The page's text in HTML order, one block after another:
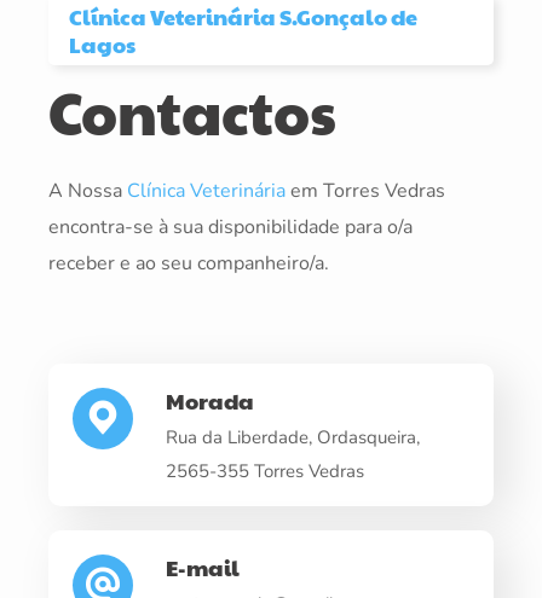
Clínica Veterinária S.Gonçalo de
Lagos
Contactos
A Nossa Clínica Veterináriaem Torres Vedras
encontra-se à sua disponibilidade para o/a
receber e ao seu companheiro/a.
Morada
Rua da Liberdade, Ordasqueira,
2565-355 Torres Vedras
E-mail